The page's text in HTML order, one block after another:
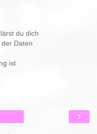
du dich
Daten
ist
›